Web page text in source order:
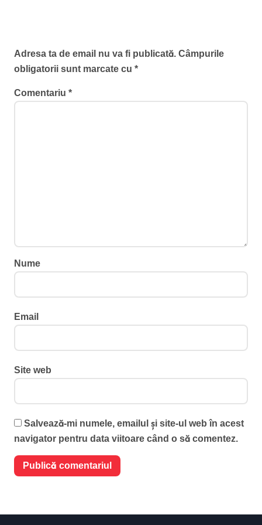
Adresa ta de email nu va fi publicată. Câmpurile
obligatorii sunt marcate cu *
Comentariu *
Nume
Email
Site web
Salvează-mi numele, emailul și site-ul web în acest
navigator pentru data viitoare când o să comentez.